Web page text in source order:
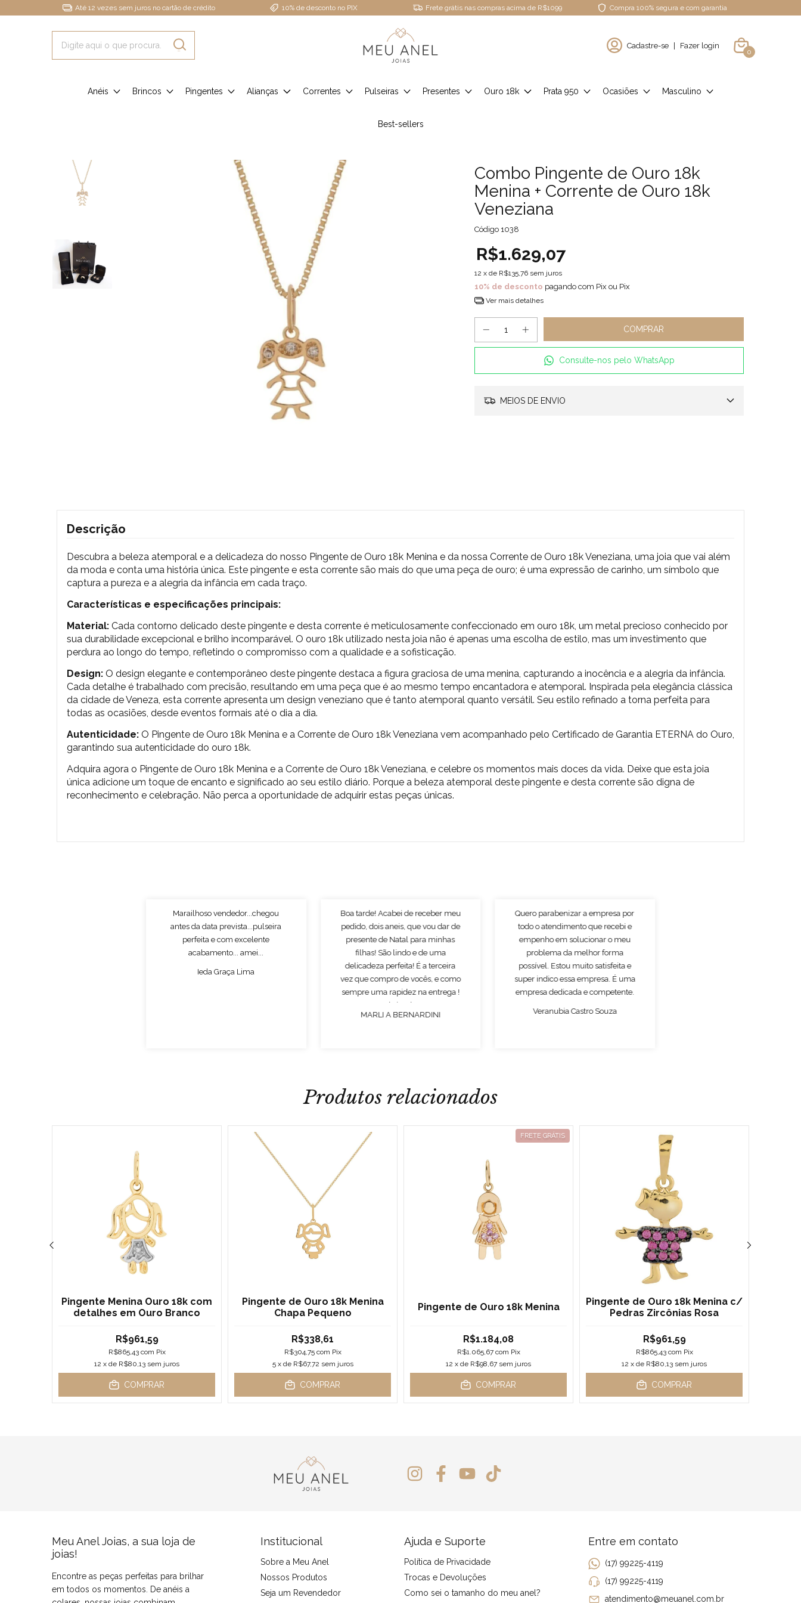
Até 12 vezes sem juros no cartão de crédito 10% de desconto no PIX Frete grátis nas compras acima de R$1099 Compra 100% segura e com garantia
Cadastre-se | Fazer login
0
Anéis Brincos Pingentes Alianças Correntes Pulseiras Presentes Ouro 18k Prata 950 Ocasiões Masculino
Best-sellers
Combo Pingente de Ouro 18k
Menina + Corrente de Ouro 18k
Veneziana
Código 1038
R$1.629,07
12 x de R$135,76 sem juros
10% de desconto pagando com Pix ou Pix
Ver mais detalhes
Consulte-nos pelo WhatsApp
MEIOS DE ENVIO
Descrição
Descubra a beleza atemporal e a delicadeza do nosso Pingente de Ouro 18k Menina e da nossa Corrente de Ouro 18k Veneziana, uma joia que vai além
da moda e conta uma história única. Este pingente e esta corrente são mais do que uma peça de ouro; é uma expressão de carinho, um símbolo que
captura a pureza e a alegria da infância em cada traço.
Características e especificações principais:
Material: Cada contorno delicado deste pingente e desta corrente é meticulosamente confeccionado em ouro 18k, um metal precioso conhecido por
sua durabilidade excepcional e brilho incomparável. O ouro 18k utilizado nesta joia não é apenas uma escolha de estilo, mas um investimento que
perdura ao longo do tempo, refletindo o compromisso com a qualidade e a sofisticação.
Design: O design elegante e contemporâneo deste pingente destaca a figura graciosa de uma menina, capturando a inocência e a alegria da infância.
Cada detalhe é trabalhado com precisão, resultando em uma peça que é ao mesmo tempo encantadora e atemporal. Inspirada pela elegância clássica
da cidade de Veneza, esta corrente apresenta um design veneziano que é tanto atemporal quanto versátil. Seu estilo refinado a torna perfeita para
todas as ocasiões, desde eventos formais até o dia a dia.
Autenticidade: O Pingente de Ouro 18k Menina e a Corrente de Ouro 18k Veneziana vem acompanhado pelo Certificado de Garantia ETERNA do Ouro,
garantindo sua autenticidade do ouro 18k.
Adquira agora o Pingente de Ouro 18k Menina e a Corrente de Ouro 18k Veneziana, e celebre os momentos mais doces da vida. Deixe que esta joia
única adicione um toque de encanto e significado ao seu estilo diário. Porque a beleza atemporal deste pingente e desta corrente são digna de
reconhecimento e celebração. Não perca a oportunidade de adquirir estas peças únicas.
Marailhoso vendedor...chegou
antes da data prevista...pulseira
perfeita e com excelente
acabamento... amei...
Ieda Graça Lima
Boa tarde! Acabei de receber meu
pedido, dois aneis, que vou dar de
presente de Natal para minhas
filhas! São lindo e de uma
delicadeza perfeita! É a terceira
vez que compro de vocês, e como
sempre uma rapidez na entrega !
Obrigado!
MARLI A BERNARDINI
Quero parabenizar a empresa por
todo o atendimento que recebi e
empenho em solucionar o meu
problema da melhor forma
possível. Estou muito satisfeita e
super indico essa empresa. É uma
empresa dedicada e competente.
Veranubia Castro Souza
Produtos relacionados
Pingente Menina Ouro 18k com
detalhes em Ouro Branco
R$961,59
R$865,43 com Pix
12 x de R$80,13 sem juros
COMPRAR
Pingente de Ouro 18k Menina
Chapa Pequeno
R$338,61
R$304,75 com Pix
5 x de R$67,72 sem juros
COMPRAR
FRETE GRÁTIS
Pingente de Ouro 18k Menina
R$1.184,08
R$1.065,67 com Pix
12 x de R$98,67 sem juros
COMPRAR
Pingente de Ouro 18k Menina c/
Pedras Zircônias Rosa
R$961,59
R$865,43 com Pix
12 x de R$80,13 sem juros
COMPRAR
Meu Anel Joias, a sua loja de
joias!
Encontre as peças perfeitas para brilhar
em todos os momentos. De anéis a
Institucional
Sobre a Meu Anel
Nossos Produtos
Seja um Revendedor
Ajuda e Suporte
Política de Privacidade
Trocas e Devoluções
Como sei o tamanho do meu anel?
Entre em contato
(17) 99225-4119
(17) 99225-4119
atendimento@meuanel.com.br